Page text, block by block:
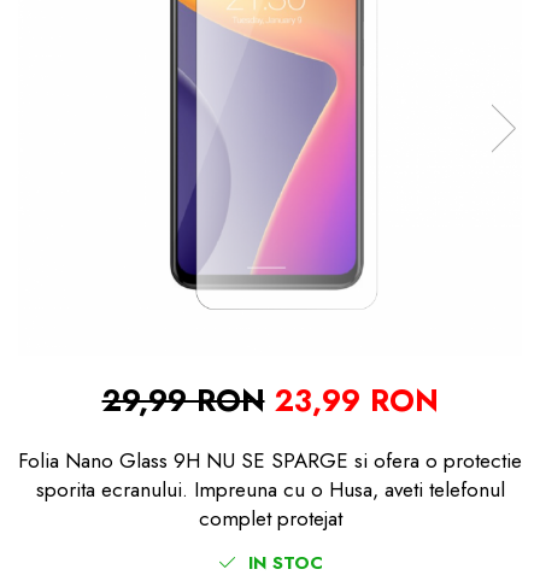
29,99 RON 23,99 RON
Folia Nano Glass 9H NU SE SPARGE si ofera o protectie
sporita ecranului. Impreuna cu o Husa, aveti telefonul
complet protejat
IN STOC